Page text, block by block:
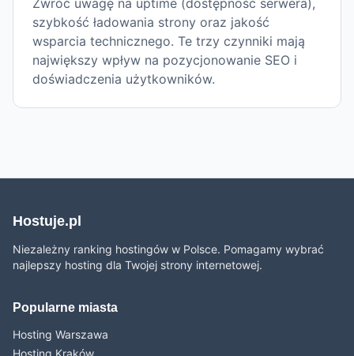
Zwróć uwagę na uptime (dostępność serwera),
szybkość ładowania strony oraz jakość
wsparcia technicznego. Te trzy czynniki mają
największy wpływ na pozycjonowanie SEO i
doświadczenia użytkowników.
Hostuje.pl
Niezależny ranking hostingów w Polsce. Pomagamy wybrać
najlepszy hosting dla Twojej strony internetowej.
Popularne miasta
Hosting Warszawa
Hosting Kraków